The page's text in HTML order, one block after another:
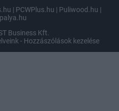
| PCWPlus.hu | Puliwood.hu |
Business Kft.
- Hozzászólások kezelése